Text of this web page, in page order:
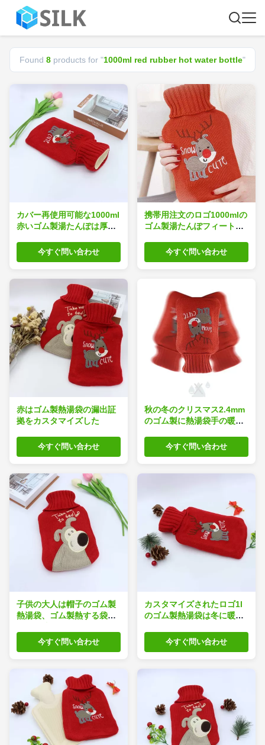
Found 8 products for "1000ml red rubber hot water bottle"
カバー再使用可能な1000ml
赤いゴム製湯たんぽは厚く
今すぐ問い合わせ
携帯用注文のロゴ1000mlの
ゴム製湯たんぽフィートお
今すぐ問い合わせ
赤はゴム製熱湯袋の漏出証
拠をカスタマイズした
今すぐ問い合わせ
秋の冬のクリスマス2.4mm
のゴム製に熱湯袋手の暖ま
今すぐ問い合わせ
子供の大人は帽子のゴム製
熱湯袋、ゴム製熱する袋を
今すぐ問い合わせ
カスタマイズされたロゴ1l
のゴム製熱湯袋は冬に暖か
今すぐ問い合わせ